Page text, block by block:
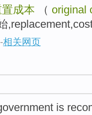
成本 （ original
-相关网页
is